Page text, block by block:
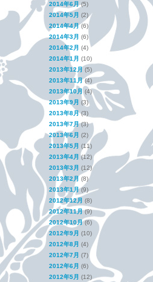
2014年6月 (5)
2014年5月 (2)
2014年4月(6)
2014年3月 (6)
2014年2月 (4)
2014年1月 (10)
2013年12月 (5)
2013年11月(4)
2013年10月 (4)
2013年9月 (3)
2013年8月(3)
2013年7月(3)
2013年6月 (2)
2013年5月 (11)
2013年4月 (12)
2013年3月 (12)
2013年2月 (8)
2013年1月(9)
2012年12月 (8)
2012年11月(9)
2012年10月(6)
2012年9月 (10)
2012年8月 (4)
2012年7月 (7)
2012年6月 (6)
2012年5月 (12)